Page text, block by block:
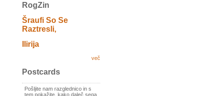
RogZin
Šraufi So Se
Raztresli,
Ilirija
več
Postcards
Pošljite nam razglednico in s
tem pokažite, kako daleč sega